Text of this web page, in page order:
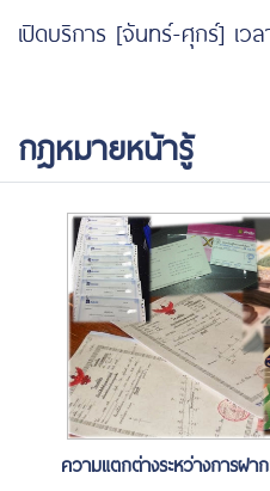
เปิดบริการ [จันทร์-ศุกร์] เว
กฎหมายหน้ารู้
ความแตกต่างระหว่างการฝ